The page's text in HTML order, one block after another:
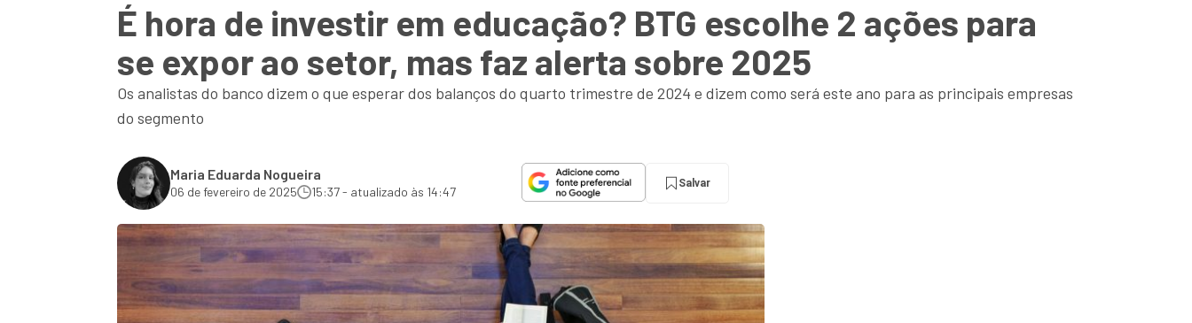
É hora de investir em educação? BTG escolhe 2 ações para
se expor ao setor, mas faz alerta sobre 2025
Os analistas do banco dizem o que esperar dos balanços do quarto trimestre de 2024 e dizem como será este ano para as principais empresas
do segmento
Maria Eduarda Nogueira
06 de fevereiro de 2025 15:37 - atualizado às 14:47
Salvar